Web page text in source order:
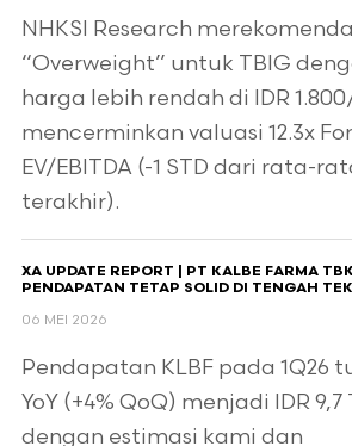
NHKSI Research
“Overweight” untuk TBIG
harga lebih rendah di IDR
mencerminkan valuasi 12.3x
EV/EBITDA (-1 STD dari rata-
terakhir).
XA UPDATE REPORT | PT KALBE FARMA
PENDAPATAN TETAP SOLID DI TENGAH
06 MEI 2026
Pendapatan KLBF pada 1Q26
YoY (+4% QoQ) menjadi IDR
dengan estimasi kami dan